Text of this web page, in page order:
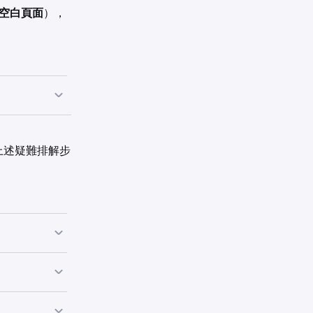
空白頁面），
個月。儘管
疑難排解步